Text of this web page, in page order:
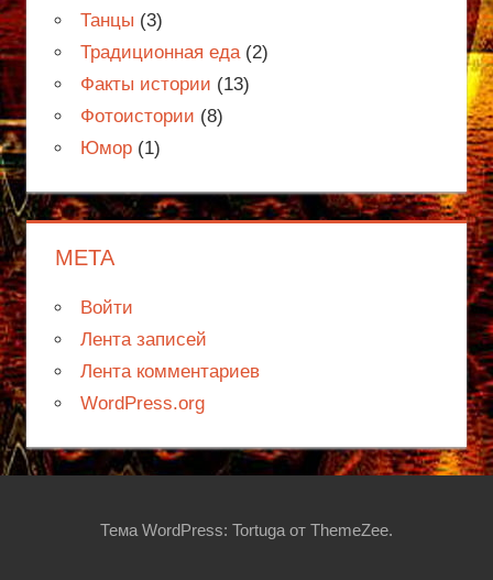
Танцы (3)
Традиционная еда(2)
Факты истории (13)
Фотоистории (8)
Юмор(1)
МЕТА
Войти
Лента записей
Лента комментариев
WordPress.org
Тема WordPress: Tortuga от ThemeZee.